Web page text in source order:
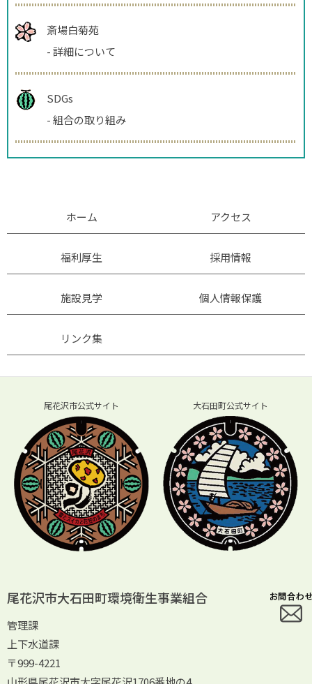
斎場白菊苑
-詳細について
SDGs
-組合の取り組み
ホーム アクセス
福利厚生 採用情報
施設見学 個人情報保護
リンク集
尾花沢市公式サイト 大石田町公式サイト
尾花沢市大石田町環境衛生事業組合
管理課
上下水道課
〒999-4221